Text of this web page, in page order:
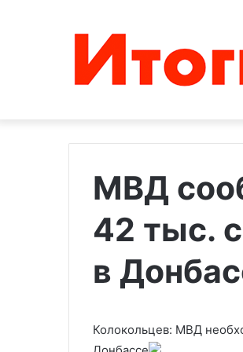
МВД
42 тыс.
в
Колокольцев: МВД
Как
эксперты
перспективы
саммита
России
Как эксперты